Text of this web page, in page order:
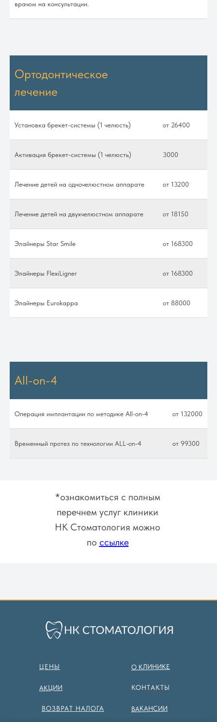
врачом на консультации.
Ортодонтическое
лечение
Установка брекет-системы (1 челюсть) от 26400
Активация брекет-системы (1 челюсть) 3000
Лечение детей на одночелюстном аппарате от 13200
Лечение детей на двухчелюстном аппарате от 18150
Элайнеры Star Smile от 168300
Элайнеры FlexiLigner от 168300
Элайнеры Eurokappa от 88000
All-on-4
Операция имплантации по методике All-on-4 от 132000
Временный протез по технологии ALL-on-4 от 99300
*ознакомиться с полным
перечнем услуг клиники
НК Стоматология можно
по ссылке
ЦЕНЫ О КЛИНИКЕ
АКЦИИ
ВАКАНСИИ
ВОЗВРАТ НАЛОГА
КОНТАКТЫ